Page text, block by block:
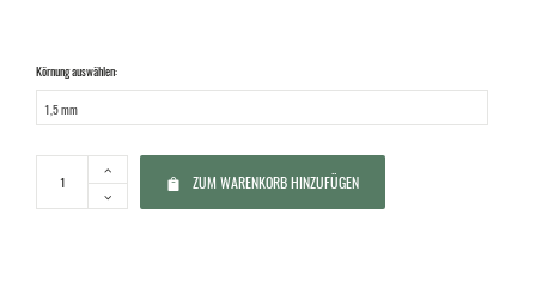
Körnung auswählen:
ZUM WARENKORB HINZUFÜGEN